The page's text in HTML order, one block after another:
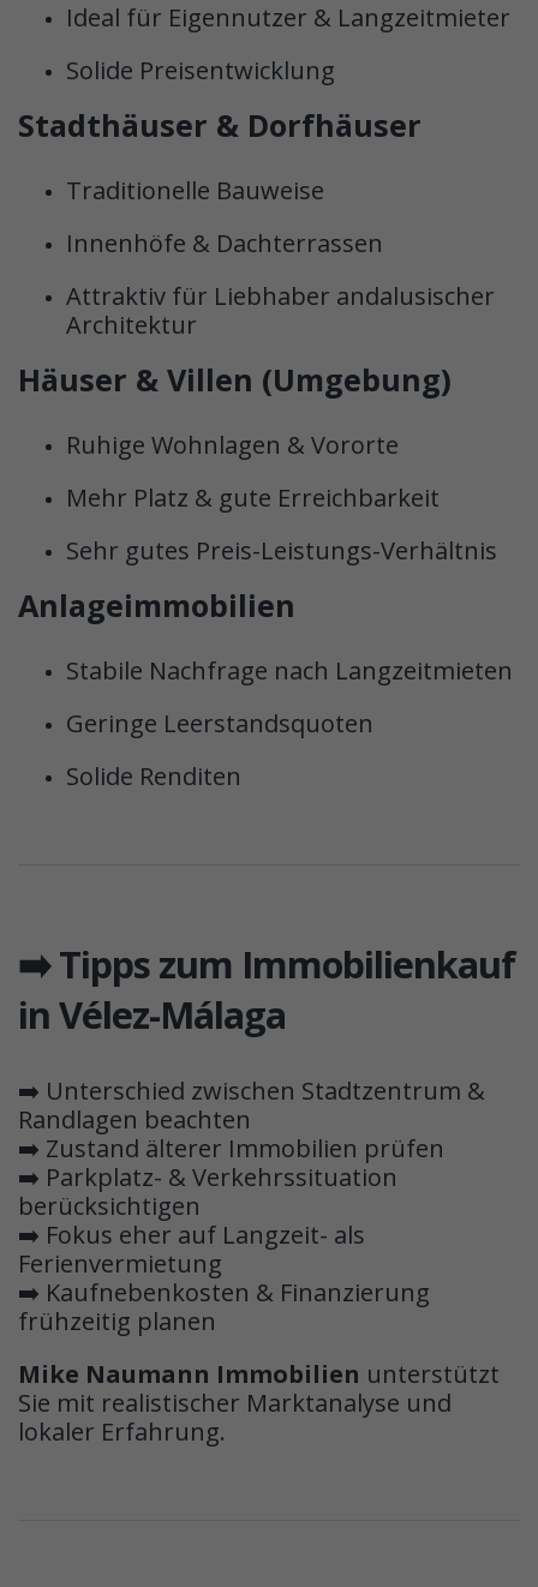
Ideal für Eigennutzer & Langzeitmieter
Solide Preisentwicklung
Stadthäuser & Dorfhäuser
Traditionelle Bauweise
Innenhöfe & Dachterrassen
Attraktiv für Liebhaber andalusischer
Architektur
Häuser & Villen (Umgebung)
Ruhige Wohnlagen & Vororte
Mehr Platz & gute Erreichbarkeit
Sehr gutes Preis-Leistungs-Verhältnis
Anlageimmobilien
Stabile Nachfrage nach Langzeitmieten
Geringe Leerstandsquoten
Solide Renditen
➡️ Tipps zum Immobilienkauf
in Vélez-Málaga
➡️ Unterschied zwischen Stadtzentrum &
Randlagen beachten
➡️ Zustand älterer Immobilien prüfen
➡️ Parkplatz- & Verkehrssituation
berücksichtigen
➡️ Fokus eher auf Langzeit- als
Ferienvermietung
➡️ Kaufnebenkosten & Finanzierung
frühzeitig planen
Mike Naumann Immobilien unterstützt
Sie mit realistischer Marktanalyse und
lokaler Erfahrung.